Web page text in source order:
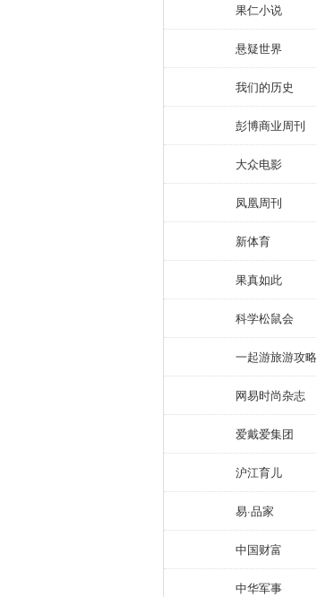
果仁小说
悬疑世界
我们的历史
彭博商业周刊
大众电影
凤凰周刊
新体育
果真如此
科学松鼠会
一起游旅游攻略
网易时尚杂志
爱戴爱集团
沪江育儿
易·品家
中国财富
中华军事